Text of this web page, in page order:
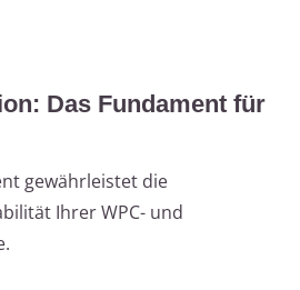
Das Fundament für
gewährleistet die
Ihrer WPC- und